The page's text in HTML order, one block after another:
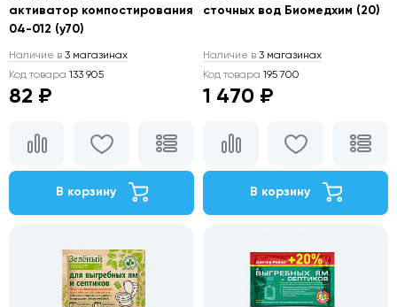
активатор компостирования
04-012 (у70)
Наличие в 3 магазинах
Код товара 133 905
82 ₽
В корзину
сточных вод Биомедхим (20)
Наличие в 3 магазинах
Код товара 195 700
1 470 ₽
В корзину